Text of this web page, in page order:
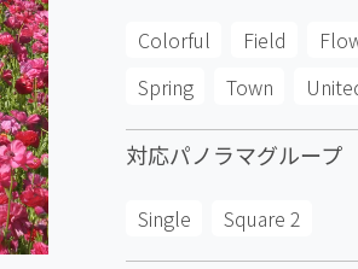
Colorful Field
Spring
Town
対応パノラマグループ
Single Square 2